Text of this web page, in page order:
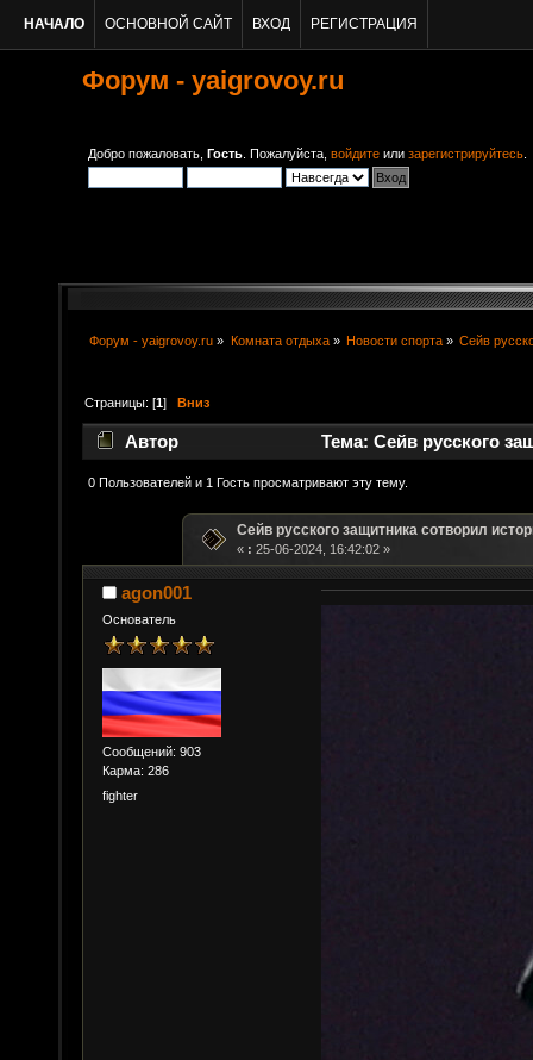
НАЧАЛО ОСНОВНОЙ САЙТ ВХОД РЕГИСТРАЦИЯ
Форум - yaigrovoy.ru
Добро пожаловать, Гость . Пожалуйста, войдите или зарегистрируйтесь
Форум - yaigrovoy.ru » Комната отдыха» Новости спорта» Сейв
Страницы: [1]Вниз
Автор
Тема: Сейв русского
Стэнли-24 (Прочитано 6866 раз)
0 Пользователей и 1 Гость просматривают эту тему.
Сейв русского защитника сотворил
« : 25-06-2024, 16:42:02 »
agon001
Основатель
Сообщений: 903
Карма: 286
fighter